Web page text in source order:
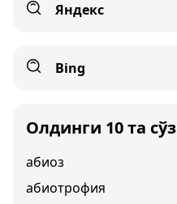
Яндекс
Bing
Олдинги 10 та сўз
абиоз
абиотрофия